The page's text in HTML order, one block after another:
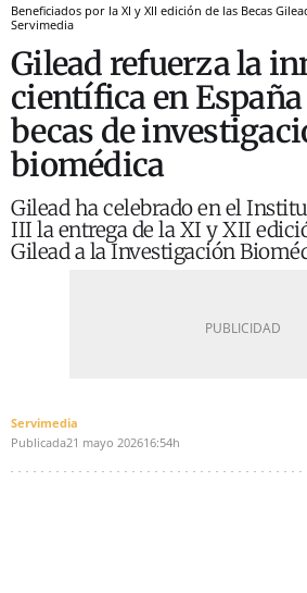
Beneficiados por la XI y XII edición de las Becas
Servimedia
Gilead refuerza la
científica en
becas de
biomédica
Gilead ha celebrado en el
III la entrega de la XI y XII
Gilead a la Investigación
Servimedia
Publicada21 mayo 202616:54h